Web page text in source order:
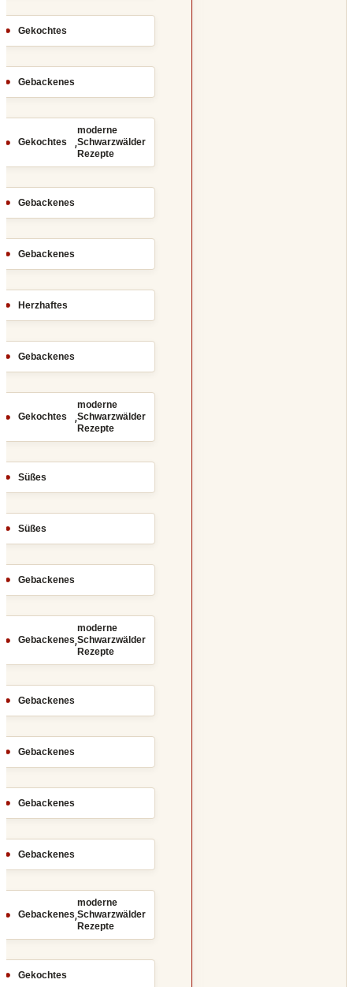
Gekochtes
Gebackenes
Gekochtes ,
moderne
Schwarzwälder
Rezepte
Gebackenes
Gebackenes
Herzhaftes
Gebackenes
Gekochtes ,
moderne
Schwarzwälder
Rezepte
Süßes
Süßes
Gebackenes
Gebackenes,
moderne
Schwarzwälder
Rezepte
Gebackenes
Gebackenes
Gebackenes
Gebackenes
Gebackenes,
moderne
Schwarzwälder
Rezepte
Gekochtes